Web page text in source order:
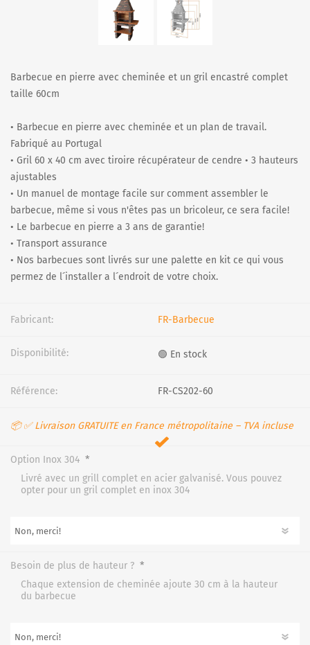
Barbecue en pierre avec cheminée et un gril encastré complet
taille 60cm
• Barbecue en pierre avec cheminée et un plan de travail.
Fabriqué au Portugal
• Gril 60 x 40 cm avec tiroire récupérateur de cendre • 3 hauteurs
ajustables
• Un manuel de montage facile sur comment assembler le
barbecue, même si vous n'êtes pas un bricoleur, ce sera facile!
• Le barbecue en pierre a 3 ans de garantie!
• Transport assurance
• Nos barbecues sont livrés sur une palette en kit ce qui vous
permez de l´installer a l´endroit de votre choix.
Fabricant: FR-Barbecue
Disponibilité: 🟢 En stock
Référence: FR-CS202-60
📦 ✅ Livraison GRATUITE en France métropolitaine – TVA incluse
Option Inox 304 *
Livré avec un grill complet en acier galvanisé. Vous pouvez
opter pour un gril complet en inox 304
Besoin de plus de hauteur ? *
Chaque extension de cheminée ajoute 30 cm à la hauteur
du barbecue